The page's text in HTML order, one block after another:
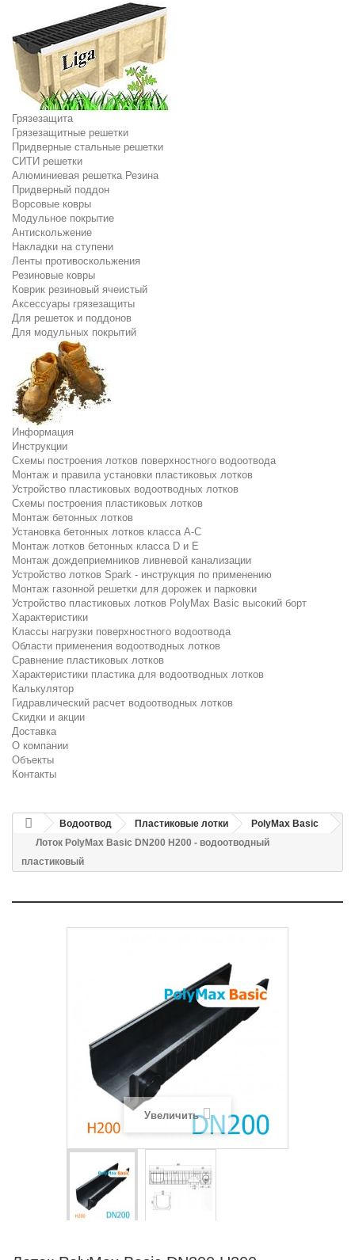
Грязезащита
Грязезащитные решетки
Придверные стальные решетки
СИТИ решетки
Алюминиевая решетка Резина
Придверный поддон
Ворсовые ковры
Модульное покрытие
Антискольжение
Накладки на ступени
Ленты противоскольжения
Резиновые ковры
Коврик резиновый ячеистый
Аксессуары грязезащиты
Для решеток и поддонов
Для модульных покрытий
Информация
Инструкции
Схемы построения лотков поверхностного водоотвода
Монтаж и правила установки пластиковых лотков
Устройство пластиковых водоотводных лотков
Схемы построения пластиковых лотков
Монтаж бетонных лотков
Установка бетонных лотков класса A-C
Монтаж лотков бетонных класса D и E
Монтаж дождеприемников ливневой канализации
Устройство лотков Spark - инструкция по применению
Монтаж газонной решетки для дорожек и парковки
Устройство пластиковых лотков PolyMax Basic высокий борт
Характеристики
Классы нагрузки поверхностного водоотвода
Области применения водоотводных лотков
Сравнение пластиковых лотков
Характеристики пластика для водоотводных лотков
Калькулятор
Гидравлический расчет водоотводных лотков
Скидки и акции
Доставка
О компании
Объекты
Контакты
Водоотвод Пластиковые лотки
PolyMax Basic
Лоток PolyMax Basic DN200 H200 - водоотводный
пластиковый
Увеличить